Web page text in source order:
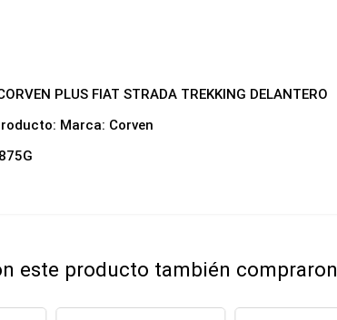
PLUS FIAT STRADA TREKKING DELANTERO
Marca: Corven
este producto también compraron